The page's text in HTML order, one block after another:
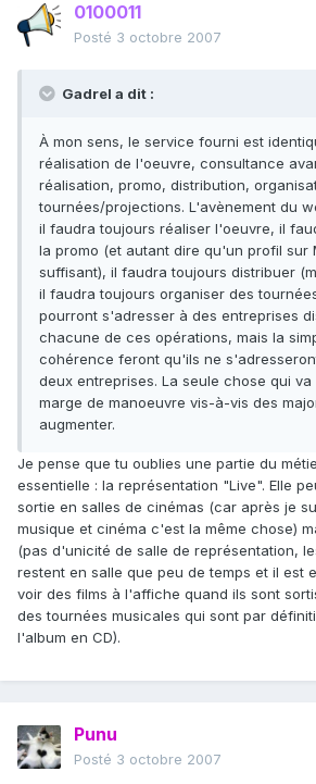
0100011
Posté 3 octobre 2007
Gadrel a dit :
À mon sens, le service fourni est
réalisation de l'oeuvre, consultance
réalisation, promo, distribution,
tournées/projections. L'avènement du
il faudra toujours réaliser l'oeuvre, il
la promo (et autant dire qu'un profil sur
suffisant), il faudra toujours distribuer
il faudra toujours organiser des
pourront s'adresser à des entreprises
chacune de ces opérations, mais la
cohérence feront qu'ils ne
deux entreprises. La seule chose qui
marge de manoeuvre vis-à-vis des
augmenter.
Je pense que tu oublies une partie du
essentielle : la représentation "Live". Elle
sortie en salles de cinémas (car après je
musique et cinéma c'est la même chose)
(pas d'unicité de salle de représentation,
restent en salle que peu de temps et il est
voir des films à l'affiche quand ils sont
des tournées musicales qui sont par
l'album en CD).
Punu
Posté 3 octobre 2007